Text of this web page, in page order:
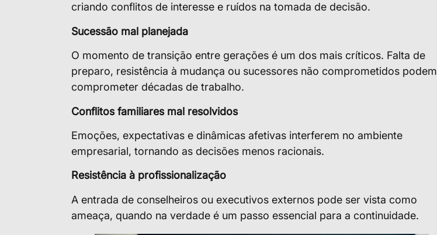
criando conflitos de interesse e ruídos na tomada de decisão.
Sucessão mal planejada
O momento de transição entre gerações é um dos mais críticos. Falta de
preparo, resistência à mudança ou sucessores não comprometidos podem
comprometer décadas de trabalho.
Conflitos familiares mal resolvidos
Emoções, expectativas e dinâmicas afetivas interferem no ambiente
empresarial, tornando as decisões menos racionais.
Resistência à profissionalização
A entrada de conselheiros ou executivos externos pode ser vista como
ameaça, quando na verdade é um passo essencial para a continuidade.